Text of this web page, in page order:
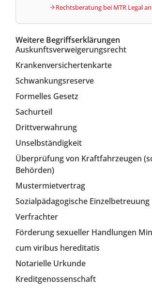
Rechtsberatung bei MTR Legal
Weitere Begriffserklärungen
Auskunftsverweigerungsrecht
Krankenversichertenkarte
Schwankungsreserve
Formelles Gesetz
Sachurteil
Drittverwahrung
Unselbständigkeit
Überprüfung von Kraftfahrzeugen
Behörden)
Mustermietvertrag
Sozialpädagogische Einzelbetreuung
Verfrachter
Förderung sexueller Handlungen
cum viribus hereditatis
Notarielle Urkunde
Kreditgenossenschaft